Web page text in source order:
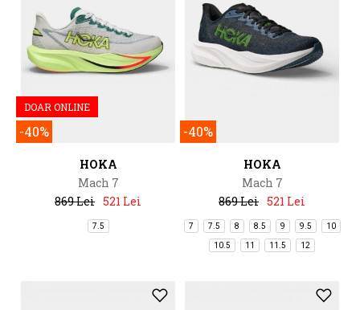
DOAR ONLINE
-40%
HOKA
Mach 7
869 Lei 521 Lei
7.5
-40%
HOKA
Mach 7
869 Lei 521 Lei
7 7.5 8 8.5 9 9.5 10
10.5 11 11.5 12